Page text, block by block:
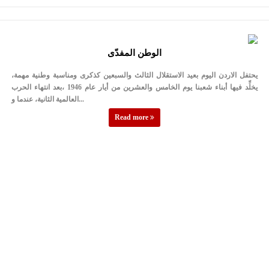
الوطن المفدّى
يحتفل الاردن اليوم بعيد الاستقلال الثالث والسبعين كذكرى ومناسبة وطنية مهمة،
يخلِّد فيها أبناء شعبنا يوم الخامس والعشرين من أيار عام 1946 ،بعد انتهاء الحرب
العالمية الثانية، عندما و...
Read more